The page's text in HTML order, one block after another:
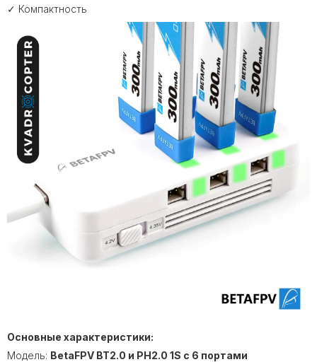
✓ Компактность
Основные характеристики:
Модель: BetaFPV BT2.0 и PH2.0 1S с 6 портами